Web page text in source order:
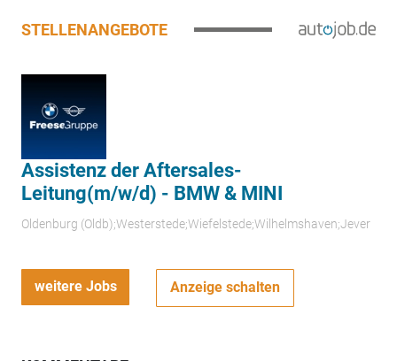
STELLENANGEBOTE
Assistenz der Aftersales-
Leitung(m/w/d) - BMW & MINI
Oldenburg (Oldb);Westerstede;Wiefelstede;Wilhelmshaven;Jever
weitere Jobs Anzeige schalten